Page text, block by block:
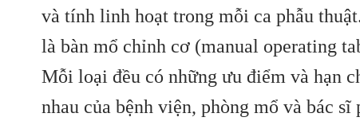
và tính linh hoạt trong mỗi ca phẫu
là bàn mổ chỉnh cơ (manual operating
Mỗi loại đều có những ưu điểm và hạn
nhau của bệnh viện, phòng mổ và bác sĩ